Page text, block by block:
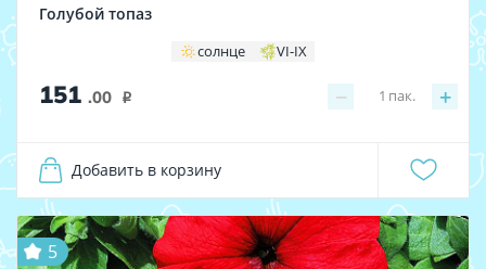
Голубой топаз
солнце VI-IX
151 .00 i − +
1 пак.
Добавить в корзину
5